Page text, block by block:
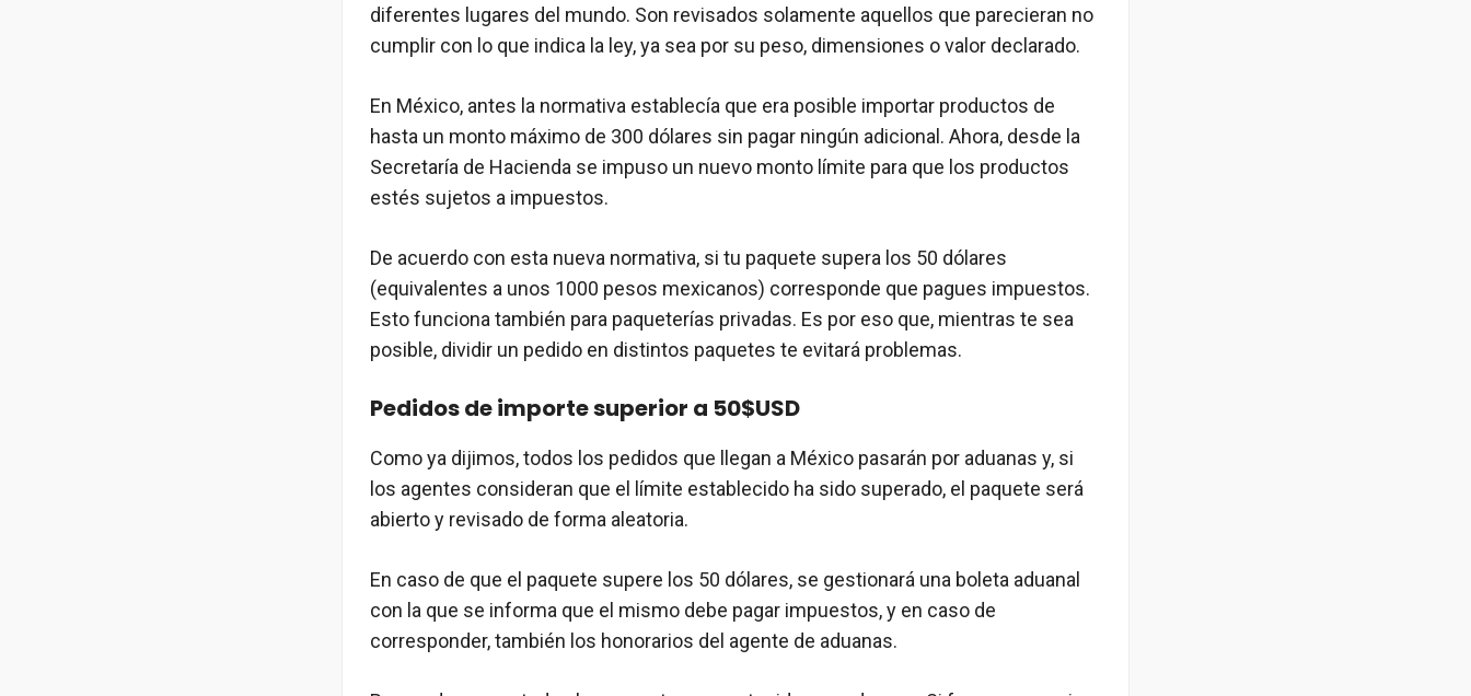
diferentes lugares del mundo. Son revisados solamente aquellos que parecieran no
cumplir con lo que indica la ley, ya sea por su peso, dimensiones o valor declarado.
En México, antes la normativa establecía que era posible importar productos de
hasta un monto máximo de 300 dólares sin pagar ningún adicional. Ahora, desde la
Secretaría de Hacienda se impuso un nuevo monto límite para que los productos
estés sujetos a impuestos.
De acuerdo con esta nueva normativa, si tu paquete supera los 50 dólares
(equivalentes a unos 1000 pesos mexicanos) corresponde que pagues impuestos.
Esto funciona también para paqueterías privadas. Es por eso que, mientras te sea
posible, dividir un pedido en distintos paquetes te evitará problemas.
Pedidos de importe superior a 50$USD
Como ya dijimos, todos los pedidos que llegan a México pasarán por aduanas y, si
los agentes consideran que el límite establecido ha sido superado, el paquete será
abierto y revisado de forma aleatoria.
En caso de que el paquete supere los 50 dólares, se gestionará una boleta aduanal
con la que se informa que el mismo debe pagar impuestos, y en caso de
corresponder, también los honorarios del agente de aduanas.